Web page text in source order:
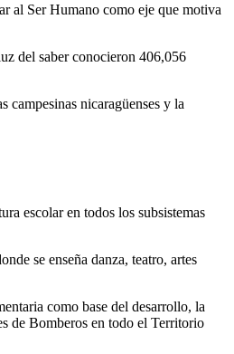
al Ser Humano como eje que motiva
del saber conocieron 406,056
campesinas nicaragüenses y la
escolar en todos los subsistemas
se enseña danza, teatro, artes
como base del desarrollo, la
de Bomberos en todo el Territorio